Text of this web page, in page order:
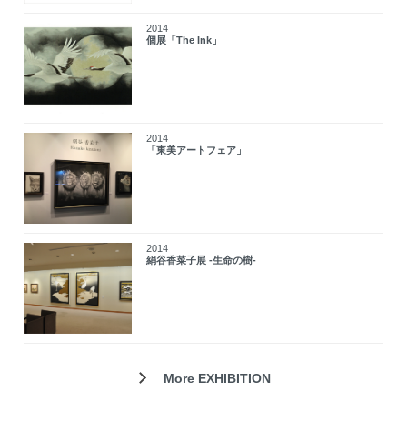
2014
個展「The Ink」
2014
「東美アートフェア」
2014
絹谷香菜子展 -生命の樹-
More EXHIBITION